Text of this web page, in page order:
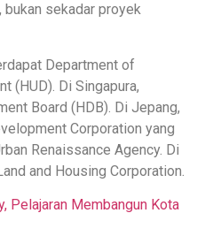
bukan sekadar proyek
Department of
(HUD). Di Singapura,
Board (HDB). Di Jepang,
Corporation yang
Renaissance Agency. Di
and Housing Corporation.
Pelajaran Membangun Kota